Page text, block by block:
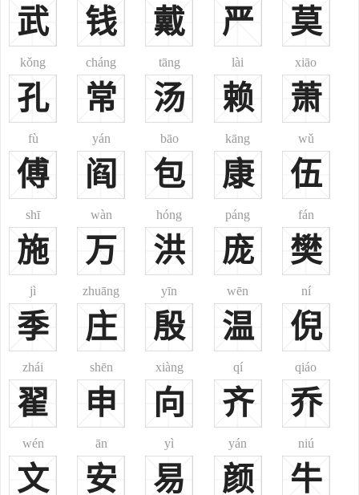
厚余堂：孔子弟子高柴，曾担任费城宰（县长）。孔子评他：“柴
也愚”。朱熹注“愚是知不足而后知有余”。《词海》：愚，纯朴也。由
一、高
gāo
现行常见姓氏。分布极广：今北京，河北之衡水、尚义、乐亭，
山东之龙口、平邑，吉林之长春，广西之田林，云南之泸水、河口，
四川之合江等地均有。汉、满、蒙、回、鲜、傣、彝、壮、水、白、
京、黎、苗、土家、高山、布依、仡佬、哈尼、门巴、珞巴、锡伯、
东乡、裕固等多个民族有此姓。《郑通志》、《续通志》、《清通
志》之《氏族略》亦俱收载。其源不一：
1、《姓氏考略》注云：“《世本》黄帝臣高元作宫室。当为高姓
在之始。”
2、郑樵注云：“姜姓，齐太公六代孙文公之子公子高之孙傒，以
王父名为氏。”(按：“齐太公”之称易引起误解，称“齐太公”，多指田
和，乃田氏齐之始祖；此之“齐太公”既为“姜姓”当指“姜太公”，姜姓
齐之始封君姜尚，号“太公望”。)(3)又注：“(齐)惠公之子公子祁字子
高之后，亦为高氏。”此乃以王父字为氏，亦系出姜姓。
4、《姓氏考略》据《广韵》注云：“齐太公之后食采於高，因以
为氏。”《姓氏词典》说解尤明：“战国齐太公之后食采於高，因以为
5、《姓氏考略》又注：“高句丽之后。”高句丽，或简作高丽，其
后有高氏，此当以国为氏。
武 钱 戴 严 莫
kǒng
孔
cháng
常
tāng
汤
lài
赖
xiāo
萧
fù
傅
yán
阎
bāo
包
kāng
康
wǔ
伍
shī
施
wàn
万
hóng
洪
páng
庞
fán
樊
jì
季
zhuāng
庄
yīn
殷
wēn
温
ní
倪
zhái
翟
shēn
申
xiàng
向
qí
齐
qiáo
乔
wén
文
ān
安
yì
易
yán
颜
niú
牛